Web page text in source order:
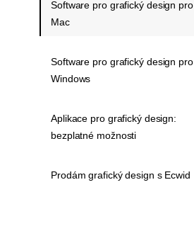
Software pro grafický design pro
Mac
Software pro grafický design pro
Windows
Aplikace pro grafický design:
bezplatné možnosti
Prodám grafický design s Ecwid